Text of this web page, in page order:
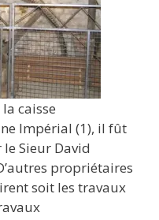
caisse
Impérial (1), il fût
Sieur David
propriétaires
soit les travaux